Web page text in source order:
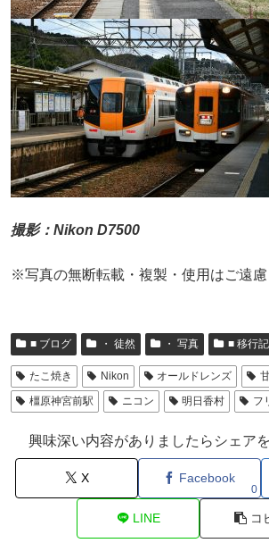
撮影：Nikon D7500
※写真の無断転載・複製・使用はご遠慮
■ ブログ ・ 徒然 ・ 写真 ■ 移行
たこ焼き Nikon オールドレンズ
橿原神宮前駅
ニコン 明日香村 フ
興味深い内容がありましたらシェア
X Facebook
0
LINE コ